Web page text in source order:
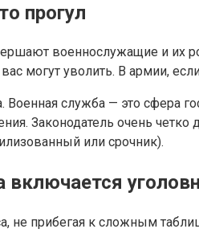
прогул
военнослужащие и их
могут уволить. В армии,
служба — это сфера
Законодатель очень
или срочник).
включается
не прибегая к сложным